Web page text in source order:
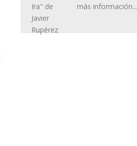
más información...